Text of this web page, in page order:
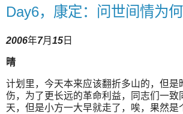
Day6，康定：问世间情为何
2006年7月 15 日
晴
计划里，今天本来应该翻折多山的，但是
伤，为了更长远的革命利益，同志们一致
天，但是小方一大早就走了，唉，果然是